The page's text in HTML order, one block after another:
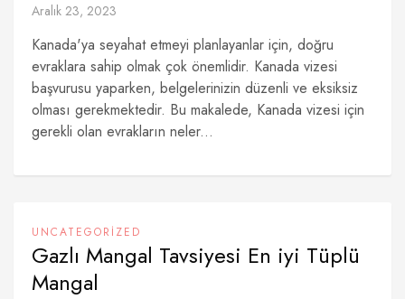
Aralık 23, 2023
Kanada'ya seyahat etmeyi planlayanlar için, doğru
evraklara sahip olmak çok önemlidir. Kanada vizesi
başvurusu yaparken, belgelerinizin düzenli ve eksiksiz
olması gerekmektedir. Bu makalede, Kanada vizesi için
gerekli olan evrakların neler...
UNCATEGORIZED
Gazlı Mangal Tavsiyesi En iyi Tüplü
Mangal